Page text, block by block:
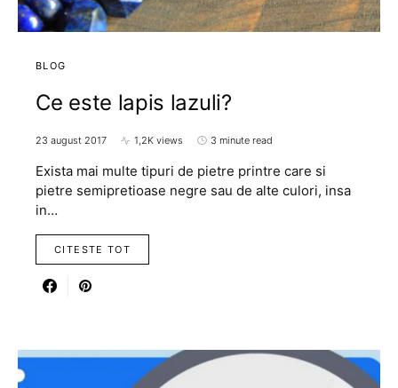
BLOG
Ce este lapis lazuli?
23 august 2017 1,2K views 3 minute read
Exista mai multe tipuri de pietre printre care si
pietre semipretioase negre sau de alte culori, insa
in…
CITESTE TOT